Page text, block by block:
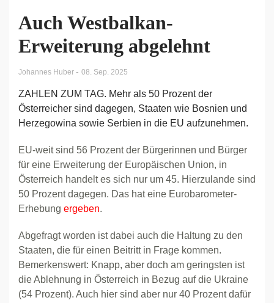
Auch Westbalkan-
Erweiterung abgelehnt
Johannes Huber - 08. Sep. 2025
ZAHLEN ZUM TAG. Mehr als 50 Prozent der
Österreicher sind dagegen, Staaten wie Bosnien und
Herzegowina sowie Serbien in die EU aufzunehmen.
EU-weit sind 56 Prozent der Bürgerinnen und Bürger
für eine Erweiterung der Europäischen Union, in
Österreich handelt es sich nur um 45. Hierzulande sind
50 Prozent dagegen. Das hat eine Eurobarometer-
Erhebung ergeben.
Abgefragt worden ist dabei auch die Haltung zu den
Staaten, die für einen Beitritt in Frage kommen.
Bemerkenswert: Knapp, aber doch am geringsten ist
die Ablehnung in Österreich in Bezug auf die Ukraine
(54 Prozent). Auch hier sind aber nur 40 Prozent dafür